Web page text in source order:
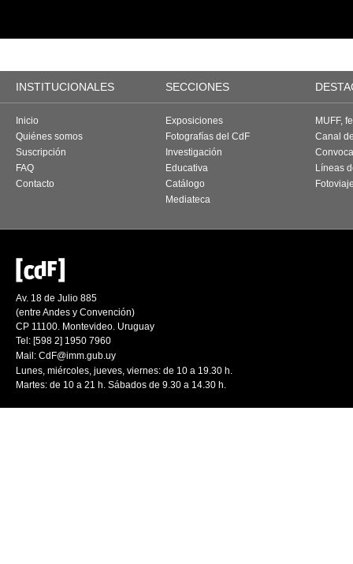
INSTITUCIONALES SECCIONES
Inicio
Quiénes somos
Suscripción
FAQ
Contacto
Exposiciones
Fotografías del CdF
Investigación
Educativa
Catálogo
Mediateca
MUFF,
Canal
Líneas
Av. 18 de Julio 885
(entre Andes y Convención)
CP 11100. Montevideo. Uruguay
Tel: [598 2] 1950 7960
Mail: CdF@imm.gub.uy
Lunes, miércoles, jueves, viernes: de 10 a 19.30 h.
Martes: de 10 a 21 h. Sábados de 9.30 a 14.30 h.